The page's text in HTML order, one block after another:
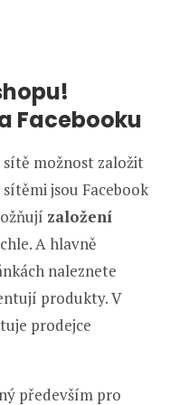
Facebooku
možnost založit
jsou Facebook
založení
A hlavně
naleznete
produkty. V
prodejce
především pro